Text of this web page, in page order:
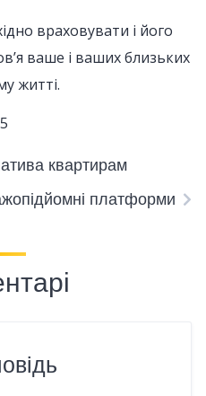
враховувати і його
ваше і ваших близьких
житті.
квартирам
платформи